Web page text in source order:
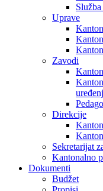
Uprave
Zavodi
Direkcije
Sekretarijat
Kantonalno
Dokumenti
Budžet